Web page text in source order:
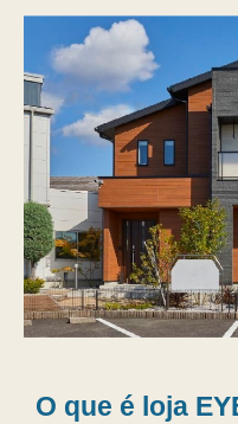
O que é loja